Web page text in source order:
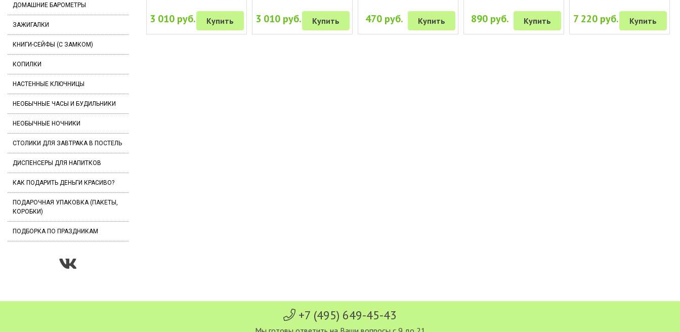
ДОМАШНИЕ БАРОМЕТРЫ
ЗАЖИГАЛКИ
КНИГИ-СЕЙФЫ (С ЗАМКОМ)
КОПИЛКИ
НАСТЕННЫЕ КЛЮЧНИЦЫ
НЕОБЫЧНЫЕ ЧАСЫ И БУДИЛЬНИКИ
НЕОБЫЧНЫЕ НОЧНИКИ
СТОЛИКИ ДЛЯ ЗАВТРАКА В ПОСТЕЛЬ
ДИСПЕНСЕРЫ ДЛЯ НАПИТКОВ
КАК ПОДАРИТЬ ДЕНЬГИ КРАСИВО?
ПОДАРОЧНАЯ УПАКОВКА (ПАКЕТЫ,
КОРОБКИ)
ПОДБОРКА ПО ПРАЗДНИКАМ
3 010 руб. Купить 3 010 руб. Купить 470 руб. Купить 890 руб. Купить 7 220 руб. Купить
+7 (495) 649-45-43